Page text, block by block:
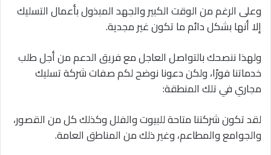
وعلى الرغم من الوقت الكبير والجهد المبذول بأعمال التسليك
إلا أنها بشكل دائم ما تكون غير مجدية.
ولهذا ننصحك بالتواصل العاجل مع فريق الدعم من أجل طلب
خدماتنا فورًا، ولكن دعونا نوضح لكم صفات شركة تسليك
مجاري في تلك المنطقة:
لقد تكون شركتنا متاحة للبيوت والفلل وكذلك كل من القصور،
والجوامع والمطاعم، وغير ذلك من المناطق العامة.